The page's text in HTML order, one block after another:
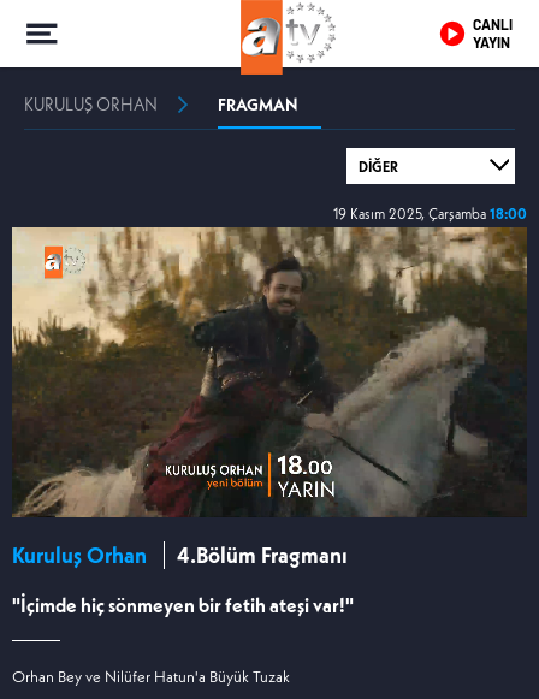
CANLI
YAYIN
KURULUŞ ORHAN FRAGMAN
19 Kasım 2025, Çarşamba 18:00
Kuruluş Orhan 4.Bölüm Fragmanı
"İçimde hiç sönmeyen bir fetih ateşi var!"
Orhan Bey ve Nilüfer Hatun'a Büyük Tuzak